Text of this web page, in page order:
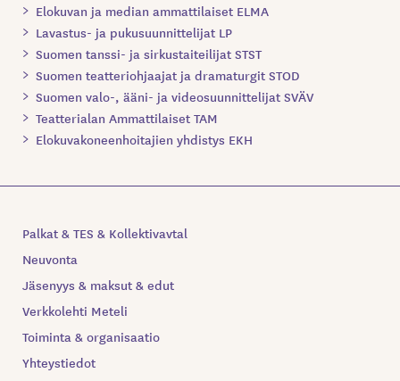
Elokuvan ja median ammattilaiset ELMA
Lavastus- ja pukusuunnittelijat LP
Suomen tanssi- ja sirkustaiteilijat STST
Suomen teatteriohjaajat ja dramaturgit STOD
Suomen valo-, ääni- ja videosuunnittelijat SVÄV
Teatterialan Ammattilaiset TAM
Elokuvakoneenhoitajien yhdistys EKH
Palkat & TES & Kollektivavtal
Neuvonta
Jäsenyys & maksut & edut
Verkkolehti Meteli
Toiminta & organisaatio
Yhteystiedot